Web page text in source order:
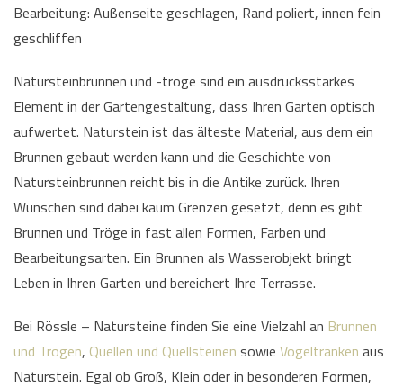
Bearbeitung: Außenseite geschlagen, Rand poliert, innen fein
geschliffen
Natursteinbrunnen und -tröge sind ein ausdrucksstarkes
Element in der Gartengestaltung, dass Ihren Garten optisch
aufwertet. Naturstein ist das älteste Material, aus dem ein
Brunnen gebaut werden kann und die Geschichte von
Natursteinbrunnen reicht bis in die Antike zurück. Ihren
Wünschen sind dabei kaum Grenzen gesetzt, denn es gibt
Brunnen und Tröge in fast allen Formen, Farben und
Bearbeitungsarten. Ein Brunnen als Wasserobjekt bringt
Leben in Ihren Garten und bereichert Ihre Terrasse.
Bei Rössle – Natursteine finden Sie eine Vielzahl an Brunnen
und Trögen, Quellen und Quellsteinen sowie Vogeltränken aus
Naturstein. Egal ob Groß, Klein oder in besonderen Formen,